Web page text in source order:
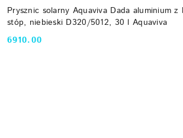
Prysznic solarny Aquaviva Dada aluminium
stóp, niebieski D320/5012, 30 l Aquaviva
Cena:
6910.00